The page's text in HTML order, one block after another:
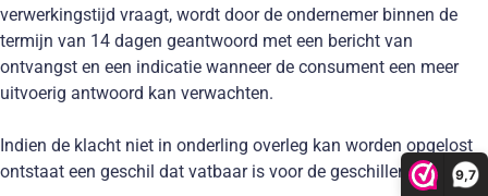
9,7
verwerkingstijd vraagt, wordt door de ondernemer binnen de
termijn van 14 dagen geantwoord met een bericht van
ontvangst en een indicatie wanneer de consument een meer
uitvoerig antwoord kan verwachten.
Indien de klacht niet in onderling overleg kan worden opgelost
ontstaat een geschil dat vatbaar is voor de geschillenregeling.